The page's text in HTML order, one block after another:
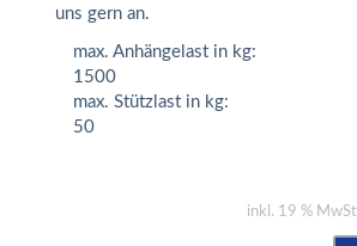
uns gern an.
max. Anhängelast in kg:
1500
max. Stützlast in kg:
50
inkl. 19 %